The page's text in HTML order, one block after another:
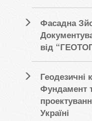
Фасадна
від
Геодезичні
Фундамент
Україні